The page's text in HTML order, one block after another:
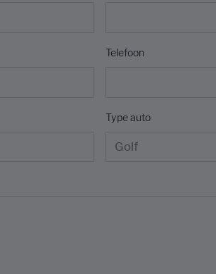
Telefoon
Type auto